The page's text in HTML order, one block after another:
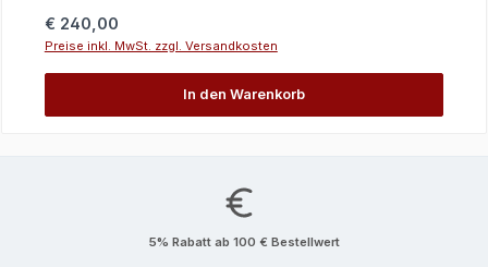
Regulärer Preis:
€ 240,00
Preise inkl. MwSt. zzgl. Versandkosten
In den Warenkorb
5% Rabatt ab 100 € Bestellwert